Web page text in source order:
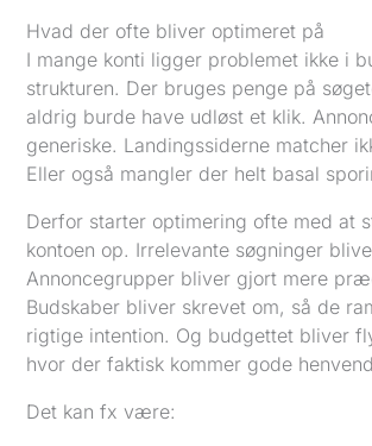
Hvad der ofte bliver optimeret på
I mange konti ligger problemet ikke i
strukturen. Der bruges penge på
aldrig burde have udløst et klik.
generiske. Landingssiderne matcher
Eller også mangler der helt basal
Derfor starter optimering ofte med at
kontoen op. Irrelevante søgninger
Annoncegrupper bliver gjort mere
Budskaber bliver skrevet om, så de
rigtige intention. Og budgettet bliver
hvor der faktisk kommer gode
Det kan fx være: